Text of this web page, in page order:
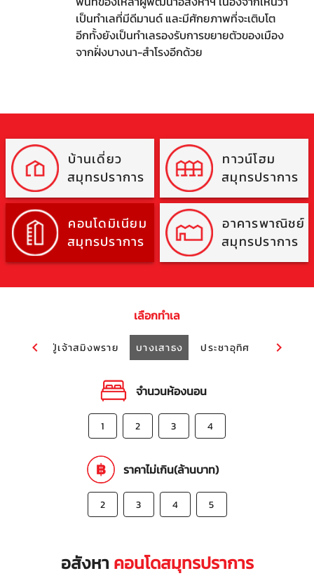
เป็นทำเลที่มีดีมานด์ และมีศักยภาพที่จะเติบโต
อีกทั้งยังเป็นทำเลรองรับการขยายตัวของเมือง
จากฝั่งบางนา-สำโรงอีกด้วย
บ้านเดี่ยว
สมุทรปราการ
ทาวน์โฮม
สมุทรปราการ
คอนโดมิเนียม
สมุทรปราการ
อาคารพาณิชย์
สมุทรปราการ
เลือกทำเล
บางบ่อ ปู่เจ้าสมิงพราย บางเสาธง ประชาอุทิศ
จำนวนห้องนอน
1 2 3 4
ราคาไม่เกิน(ล้านบาท)
2 3 4 5
อสังหา คอนโดสมุทรปราการ